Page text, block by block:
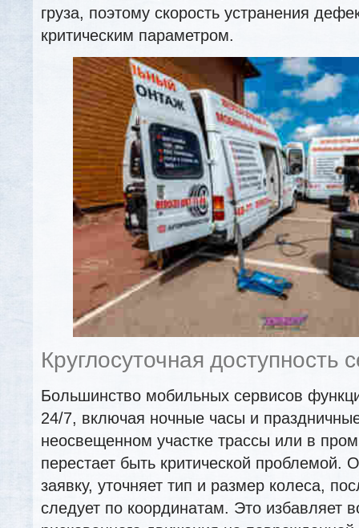
груза, поэтому скорость устранения
критическим параметром.
Круглосуточная доступность
Большинство мобильных сервисов
24/7, включая ночные часы и
неосвещенном участке трассы или в
перестает быть критической проблемой.
заявку, уточняет тип и размер колеса,
следует по координатам. Это избавляет